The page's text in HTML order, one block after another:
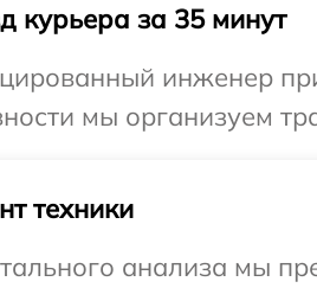
курьера за 35 минут
инженер
мы организуем
техники
анализа мы